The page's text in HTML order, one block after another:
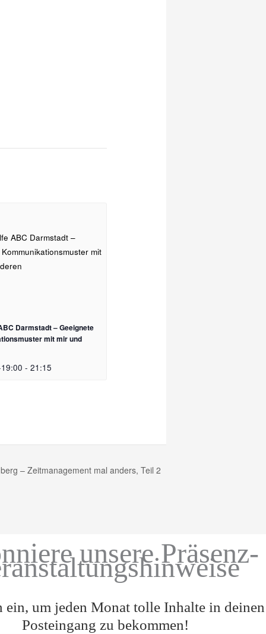
Darmstadt – Geeignete
mit mir und
- 21:15
– Zeitmanagement mal anders, Teil 2
unsere Präsenz-
ein, um jeden Monat tolle Inhalte in deinen
Posteingang zu bekommen!